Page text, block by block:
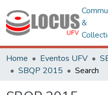
&
Home Eventos UFV
SBQP 2015
Search